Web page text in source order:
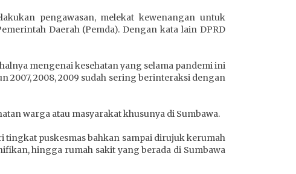
pengawasan, melekat kewenangan untuk
Daerah (Pemda). Dengan kata lain DPRD
mengenai kesehatan yang selama pandemi ini
2007, 2008, 2009 sudah sering berinteraksi dengan
warga atau masyarakat khusunya di Sumbawa.
puskesmas bahkan sampai dirujuk kerumah
hingga rumah sakit yang berada di Sumbawa